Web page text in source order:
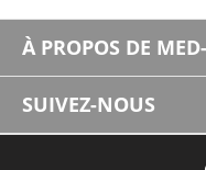
À PROPOS DE
SUIVEZ-NOUS